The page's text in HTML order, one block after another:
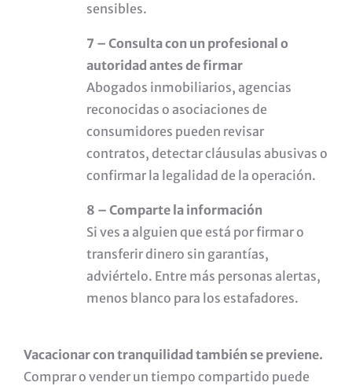
sensibles.
7 – Consulta con un profesional o
autoridad antes de firmar
Abogados inmobiliarios, agencias
reconocidas o asociaciones de
consumidores pueden revisar
contratos, detectar cláusulas abusivas o
confirmar la legalidad de la operación.
8 – Comparte la información
Si ves a alguien que está por firmar o
transferir dinero sin garantías,
adviértelo. Entre más personas alertas,
menos blanco para los estafadores.
Vacacionar con tranquilidad también se previene.
Comprar o vender un tiempo compartido puede